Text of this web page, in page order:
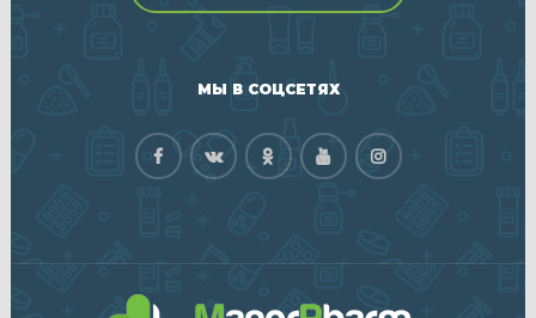
МЫ В СОЦСЕТЯХ